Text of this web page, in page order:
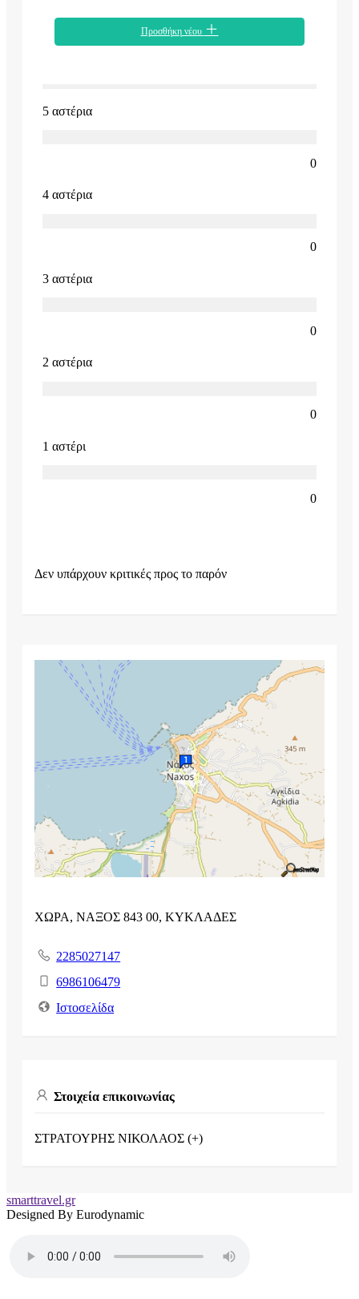
Προσθήκη νέου
5 αστέρια
0
4 αστέρια
0
3 αστέρια
0
2 αστέρια
0
1 αστέρι
0
Δεν υπάρχουν κριτικές προς το παρόν
ΧΩΡΑ, ΝΑΞΟΣ 843 00, ΚΥΚΛΑΔΕΣ
2285027147
6986106479
Ιστοσελίδα
Στοιχεία επικοινωνίας
ΣΤΡΑΤΟΥΡΗΣ ΝΙΚΟΛΑΟΣ (+)
smarttravel.gr
Designed By Eurodynamic